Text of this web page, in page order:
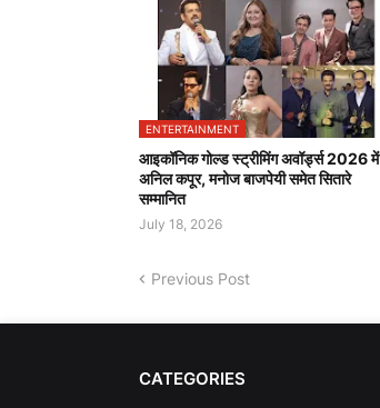
ENTERTAINMENT
आइकॉनिक गोल्ड स्ट्रीमिंग अवॉर्ड्स 2026 में
अनिल कपूर, मनोज बाजपेयी समेत सितारे
सम्मानित
July 18, 2026
Previous Post
CATEGORIES